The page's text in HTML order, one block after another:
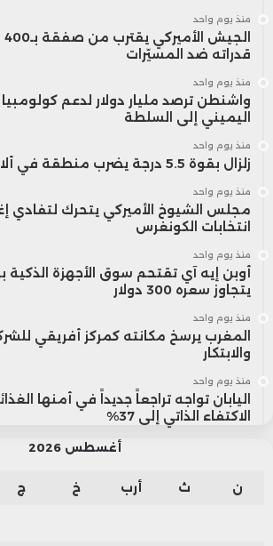
منذ يوم واحد
قدراته ضد المسيّرات
منذ يوم واحد
واشنطن ترصد مليار دولار لدعم
اليميني إلى السلطة
منذ يوم واحد
زلزال بقوة 5.5 درجة يضرب منطقة في ألاسكا
منذ يوم واحد
مجلس الشيوخ الأميركي يتحرك لتفادي
انتخابات الكونغرس
منذ يوم واحد
أوبن إيه آي تقتحم سوق الأجهزة
يتجاوز سعره 300 دولار
منذ يوم واحد
المغرب يرسخ مكانته كمركز أفريقي
والابتكار
منذ يوم واحد
اليابان تواجه تراجعاً جديداً في أمنها
الاكتفاء الذاتي إلى 37%
أغسطس 2026
ن ث أرب خ ج